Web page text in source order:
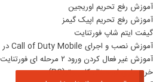
آموزش رفع تحریم اوریجین
آموزش رفع تحریم اپیک گیمز
گیفت ایتم شاپ فورتنایت
آموزش نصب و اجرای Call of Duty Mobile در اندروید
آموزش غیر فعال کردن ورود ۲ مرحله ای فورتنایت
خرید بازی اورجینال کامپیوتر(PC)